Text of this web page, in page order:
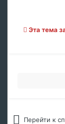
Эта тема
Перейти к